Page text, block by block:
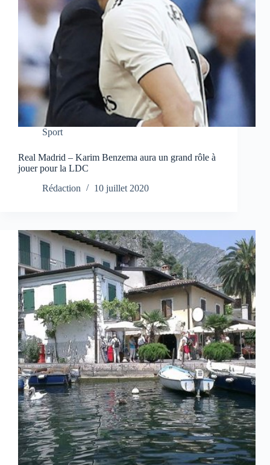
Sport
Real Madrid – Karim Benzema aura un grand rôle à
jouer pour la LDC
Rédaction
10 juillet 2020